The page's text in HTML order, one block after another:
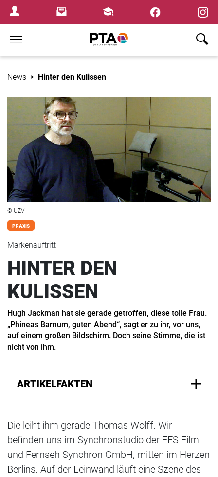
Login MenuNewsletterFortbildungen
Home
News Hinter den Kulissen
© UZV
PRAXIS
Markenauftritt
HINTER DEN
KULISSEN
Hugh Jackman hat sie gerade getroffen, diese tolle Frau.
„Phineas Barnum, guten Abend“, sagt er zu ihr, vor uns,
auf einem großen Bildschirm. Doch seine Stimme, die ist
nicht von ihm.
ARTIKELFAKTEN
Die leiht ihm gerade Thomas Wolff. Wir
befinden uns im Synchronstudio der FFS Film-
und Fernseh Synchron GmbH, mitten im Herzen
Berlins. Auf der Leinwand läuft eine Szene des
×